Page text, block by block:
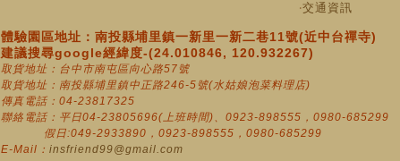
‧交通資訊
體驗園區地址：南投縣埔里鎮一新里一新二巷11號(近中台禪寺)
建議搜尋google經緯度-(24.010846, 120.932267)
取貨地址：台中市南屯區向心路57號
取貨地址：南投縣埔里鎮中正路246-5號(水姑娘泡菜料理店)
傳真電話：04-23817325
聯絡電話：平日04-23805696(上班時間)、0923-898555，0980-685299
假日:049-2933890，0923-898555，0980-685299
E-Mail： insfriend99@gmail.com